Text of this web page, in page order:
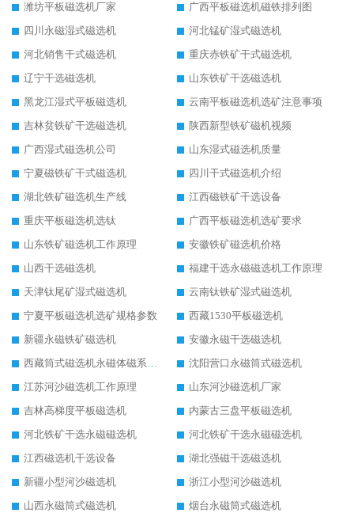
潍坊平板磁选机厂家
广西平板磁选机磁铁排列图
四川永磁湿式磁选机
河北锰矿湿式磁选机
河北销售干式磁选机
重庆赤铁矿干式磁选机
辽宁干选磁选机
山东铁矿干选磁选机
黑龙江湿式平板磁选机
云南平板磁选机选矿注意事项
吉林贫铁矿干选磁选机
陕西新型铁矿磁机视频
广西湿式磁选机公司
山东湿式磁选机质量
宁夏磁铁矿干式磁选机
四川干式磁选机介绍
湖北铁矿磁选机生产线
江西磁铁矿干选设备
重庆平板磁选机选钛
广西平板磁选机选矿要求
山东铁矿磁选机工作原理
安徽铁矿磁选机价格
山西干选磁选机
福建干选永磁磁选机工作原理
天津钛尾矿湿式磁选机
云南钛铁矿湿式磁选机
宁夏平板磁选机选矿规格参数
西藏1530平板磁选机
新疆永磁铁矿磁选机
安徽永磁干选磁选机
西藏筒式磁选机永磁体磁系设计
沈阳营口永磁筒式磁选机
江苏河沙磁选机工作原理
山东河沙磁选机厂家
吉林高梯度平板磁选机
内蒙古三盘平板磁选机
河北铁矿干选永磁磁选机
河北铁矿干选永磁磁选机
江西磁选机干选设备
湖北强磁干选磁选机
新疆小型河沙磁选机
浙江小型河沙磁选机
山西永磁筒式磁选机
烟台永磁筒式磁选机